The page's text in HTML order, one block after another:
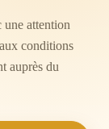
une attention
conditions
auprès du